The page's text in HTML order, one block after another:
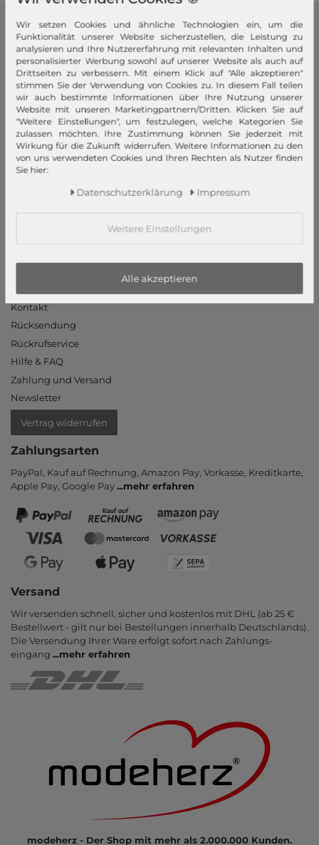
modeherz
Impressum
AGB
Widerrufsrecht
Datenschutzerklärung
Datenschutzeinstellungen
Barrierefreiheitserklärung
Jobs
Neukunde?
Kontakt
Rücksendung
Rückrufservice
Hilfe & FAQ
Zahlung und Versand
Newsletter
Vertrag widerrufen
Zahlungsarten
PayPal, Kauf auf Rechnung, Amazon Pay, Vor­kasse, Kredit­karte,
Apple Pay, Google Pay...mehr erfahren
Versand
Wir versenden schnell, sicher und kostenlos mit DHL (ab 25 €
Bestell­wert - gilt nur bei Bestel­lungen inner­halb Deutsch­lands).
Die Ver­sendung Ihrer Ware er­folgt sofort nach Zahlungs­
eingang ...mehr erfahren
modeherz - Der Shop mit mehr als 2.000.000 Kunden.
Wir setzen Cookies und ähnliche Technologien ein, um die
Funktionalität unserer Website sicherzustellen, die Leistung zu
analysieren und Ihre Nutzererfahrung mit relevanten Inhalten und
personalisierter Werbung sowohl auf unserer Website als auch auf
Drittseiten zu verbessern. Mit einem Klick auf "Alle akzeptieren"
stimmen Sie der Verwendung von Cookies zu. In diesem Fall teilen
wir auch bestimmte Informationen über Ihre Nutzung unserer
Website mit unseren Marketingpartnern/Dritten. Klicken Sie auf
"Weitere Einstellungen", um festzulegen, welche Kategorien Sie
zulassen möchten. Ihre Zustimmung können Sie jederzeit mit
Wirkung für die Zukunft widerrufen. Weitere Informationen zu den
von uns verwendeten Cookies und Ihren Rechten als Nutzer finden
Sie hier:
Daten­schutz­erklärung Impressum
Weitere Einstellungen
Alle akzeptieren